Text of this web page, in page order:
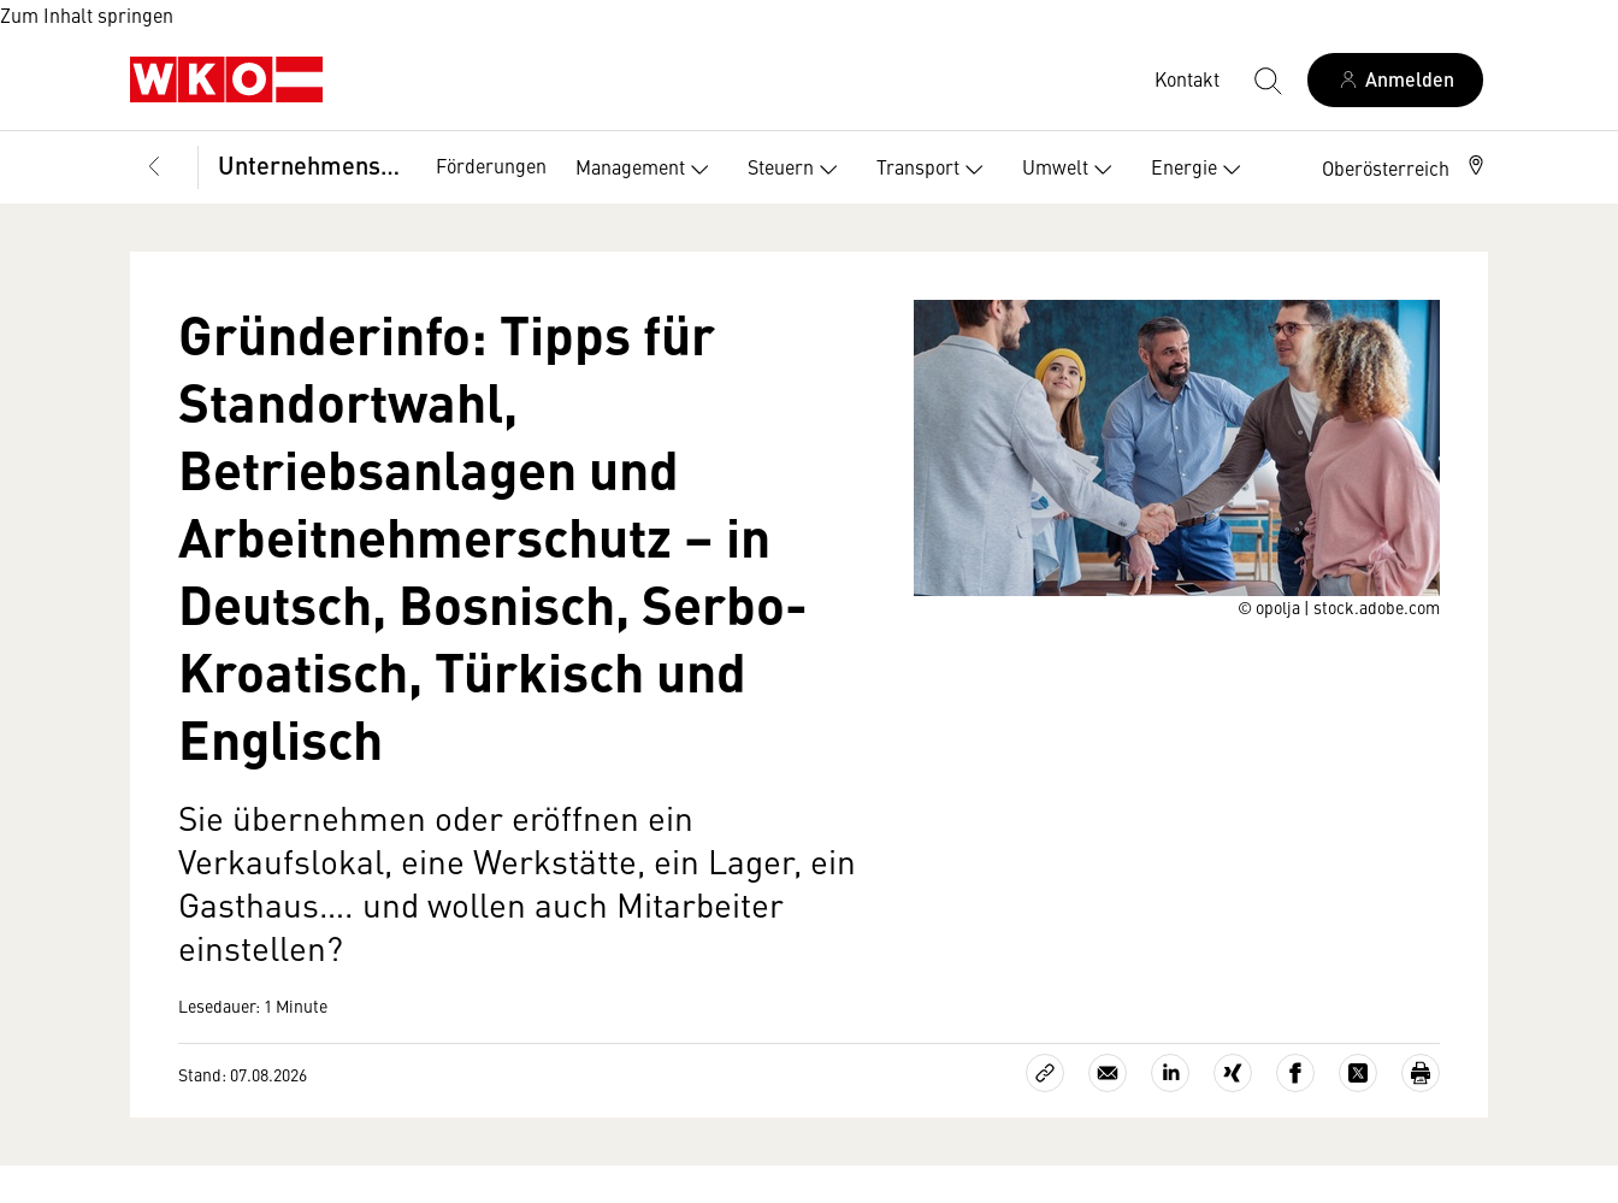
Zum Inhalt springen
Kontakt Anmelden
Unternehmensführung Förderungen Management Steuern Transport Umwelt Energie Oberösterreich
© opolja | stock.adobe.com
Gründerinfo: Tipps für
Standortwahl,
Betriebsanlagen und
Arbeitnehmerschutz – in
Deutsch, Bosnisch, Serbo-
Kroatisch, Türkisch und
Englisch
Sie übernehmen oder eröffnen ein
Verkaufslokal, eine Werkstätte, ein Lager, ein
Gasthaus…. und wollen auch Mitarbeiter
einstellen?
Lesedauer: 1 Minute
Stand: 07.08.2026